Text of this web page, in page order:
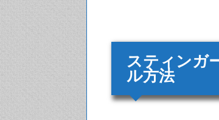
スティンガ
ル方法